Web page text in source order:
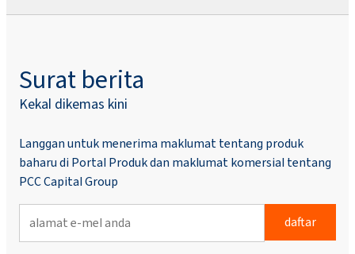
Surat berita
Kekal dikemas kini
Langgan untuk menerima maklumat tentang produk
baharu di Portal Produk dan maklumat komersial tentang
PCC Capital Group
daftar